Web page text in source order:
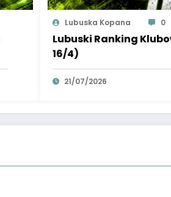
Lubuska Kopana 0
Lubuski Ranking
16/4)
21/07/2026